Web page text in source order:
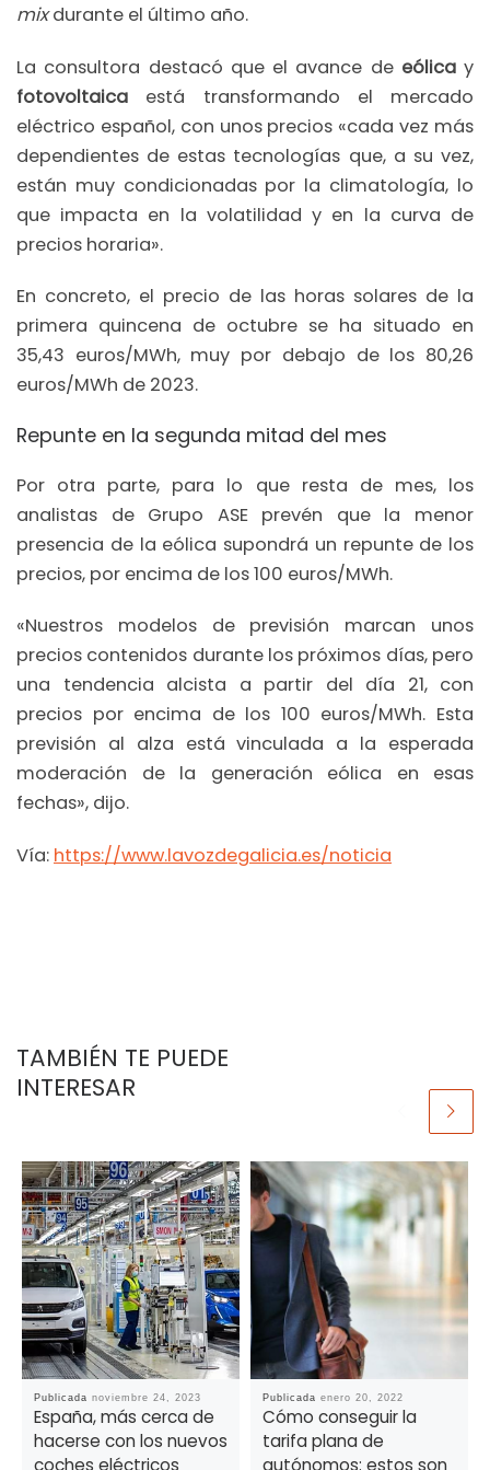
mixdurante el último año.
La consultora destacó que el avance deeólicay
fotovoltaica está transformando el mercado
eléctrico español, con unos precios «cada vez más
dependientes de estas tecnologías que, a su vez,
están muy condicionadas por la climatología, lo
que impacta en la volatilidad y en la curva de
precios horaria».
En concreto, el precio de las horas solares de la
primera quincena de octubre se ha situado en
35,43 euros/MWh, muy por debajo de los 80,26
euros/MWh de 2023.
Repunte en la segunda mitad del mes
Por otra parte, para lo que resta de mes, los
analistas de Grupo ASE prevén que la menor
presencia de la eólica supondrá un repunte de los
precios, por encima de los 100 euros/MWh.
«Nuestros modelos de previsión marcan unos
precios contenidos durante los próximos días, pero
una tendencia alcista a partir del día 21, con
precios por encima de los 100 euros/MWh. Esta
previsión al alza está vinculada a la esperada
moderación de la generación eólica en esas
fechas», dijo.
Vía: https://www.lavozdegalicia.es/noticia
TAMBIÉN TE PUEDE
INTERESAR
Publicada noviembre 24, 2023
España, más cerca de
hacerse con los nuevos
coches eléctricos
Publicada enero 20, 2022
Cómo conseguir la
tarifa plana de
autónomos: estos son